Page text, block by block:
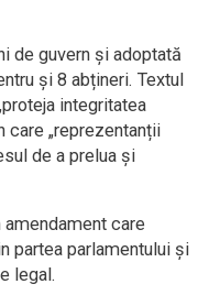
de guvern și adoptată
și 8 abțineri. Textul
integritatea
care „reprezentanții
de a prelua și
care
partea parlamentului și
legal.